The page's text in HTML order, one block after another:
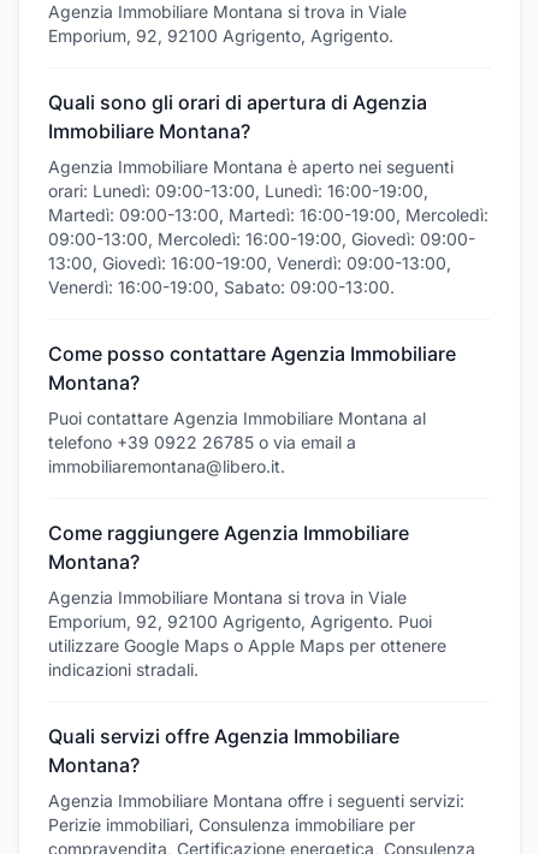
Agenzia Immobiliare Montana si trova in Viale
Emporium, 92, 92100 Agrigento, Agrigento.
Quali sono gli orari di apertura di Agenzia
Immobiliare Montana?
Agenzia Immobiliare Montana è aperto nei seguenti
orari: Lunedì: 09:00-13:00, Lunedì: 16:00-19:00,
Martedì: 09:00-13:00, Martedì: 16:00-19:00, Mercoledì:
09:00-13:00, Mercoledì: 16:00-19:00, Giovedì: 09:00-
13:00, Giovedì: 16:00-19:00, Venerdì: 09:00-13:00,
Venerdì: 16:00-19:00, Sabato: 09:00-13:00.
Come posso contattare Agenzia Immobiliare
Montana?
Puoi contattare Agenzia Immobiliare Montana al
telefono +39 0922 26785 o via email a
immobiliaremontana@libero.it.
Come raggiungere Agenzia Immobiliare
Montana?
Agenzia Immobiliare Montana si trova in Viale
Emporium, 92, 92100 Agrigento, Agrigento. Puoi
utilizzare Google Maps o Apple Maps per ottenere
indicazioni stradali.
Quali servizi offre Agenzia Immobiliare
Montana?
Agenzia Immobiliare Montana offre i seguenti servizi:
Perizie immobiliari, Consulenza immobiliare per
compravendita, Certificazione energetica, Consulenza